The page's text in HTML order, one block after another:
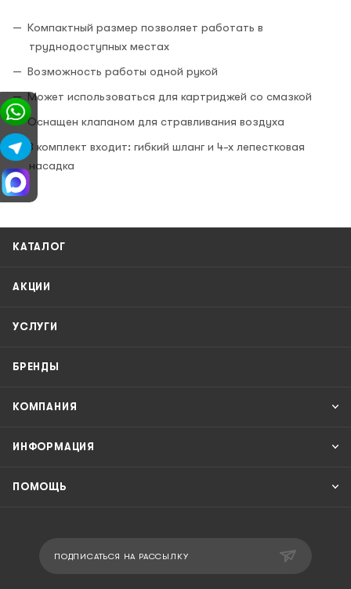
Компактный размер позволяет работать в
труднодоступных местах
Возможность работы одной рукой
Может использоваться для картриджей со смазкой
Оснащен клапаном для стравливания воздуха
В комплект входит: гибкий шланг и 4-х лепестковая
насадка
КАТАЛОГ
АКЦИИ
УСЛУГИ
БРЕНДЫ
КОМПАНИЯ
ИНФОРМАЦИЯ
ПОМОЩЬ
ПОДПИСАТЬСЯ НА РАССЫЛКУ